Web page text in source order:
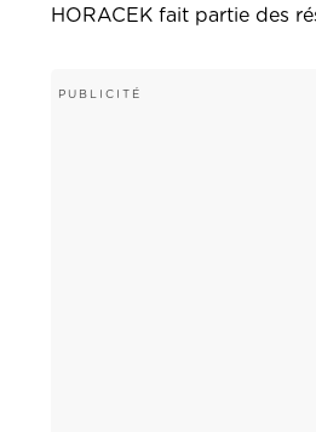
HORACEK fait partie des